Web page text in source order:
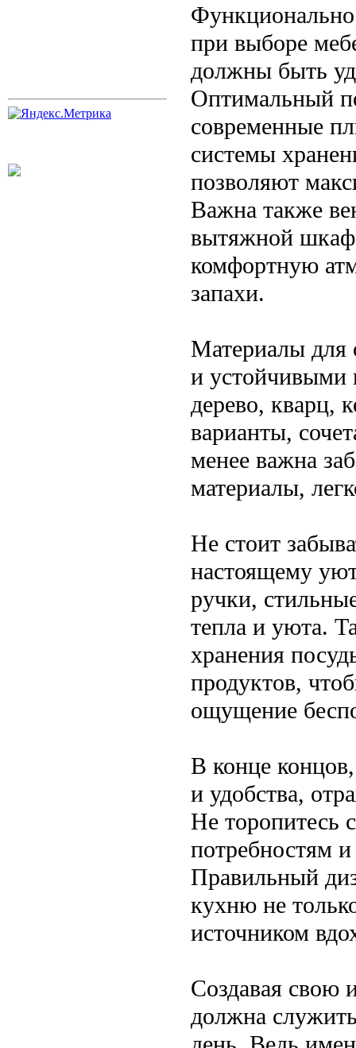
при выборе
должны быть
Оптимальный
современные
системы
позволяют
Важна также
вытяжной шкаф
комфортную
запахи.
Материалы для
и устойчивыми
дерево, кварц,
варианты,
менее важна
материалы,
Не стоит
настоящему
ручки,
тепла и уюта.
хранения
продуктов,
ощущение
В конце концов,
и удобства,
Не торопитесь
потребностям
Правильный
кухню не
источником
Создавая свою
должна